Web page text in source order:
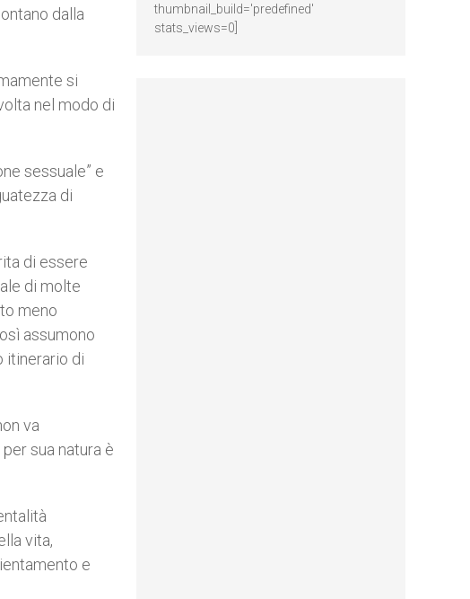
dalla
si
nel modo di
sessuale” e
di
di essere
di molte
meno
assumono
itinerario di
va
sua natura è
vita,
e
thumbnail_build='predefined'
stats_views=0]